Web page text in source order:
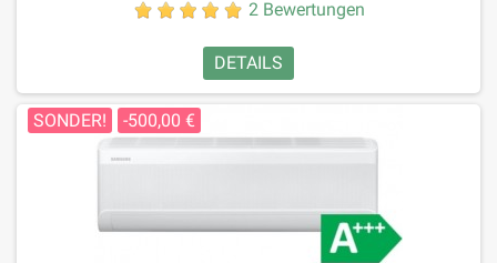
2 Bewertungen
DETAILS
SONDER! -500,00 €